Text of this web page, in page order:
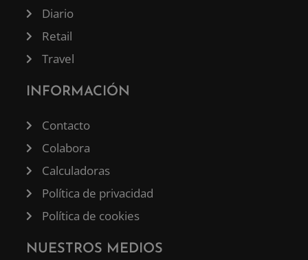
Diario
Retail
Travel
INFORMACIÓN
Contacto
Colabora
Calculadoras
Política de privacidad
Política de cookies
NUESTROS MEDIOS